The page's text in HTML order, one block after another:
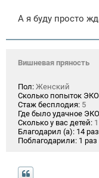
А я буду просто
Вишневая пряность
Пол: Женский
Сколько попыток
Стаж бесплодия: 5
Где было удачное
Сколько у вас детей: 1
Благодарил (а): 14 раз
Поблагодарили: 1 раз